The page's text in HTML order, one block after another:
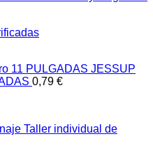
JESSUP
0,79 €
Taller individual de